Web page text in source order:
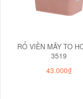
RỔ VIỀN MÂY TO
3519
43.000₫